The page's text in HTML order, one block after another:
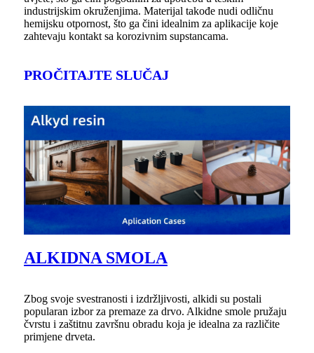
industrijskim okruženjima. Materijal takođe nudi odličnu
hemijsku otpornost, što ga čini idealnim za aplikacije koje
zahtevaju kontakt sa korozivnim supstancama.
PROČITAJTE SLUČAJ
ALKIDNA SMOLA
Zbog svoje svestranosti i izdržljivosti, alkidi su postali
popularan izbor za premaze za drvo. Alkidne smole pružaju
čvrstu i zaštitnu završnu obradu koja je idealna za različite
primjene drveta.